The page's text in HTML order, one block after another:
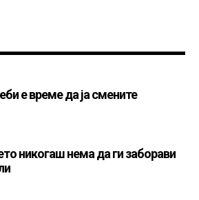
е време да ја смените
никогаш нема да ги заборави